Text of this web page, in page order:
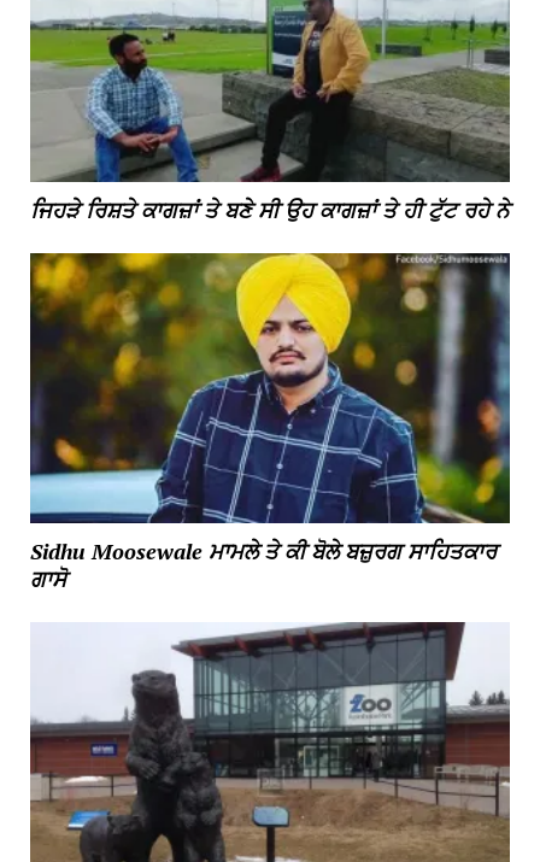
ਜਿਹੜੇ ਰਿਸ਼ਤੇ ਕਾਗਜ਼ਾਂ ਤੇ ਬਣੇ ਸੀ ਉਹ ਕਾਗਜ਼ਾਂ ਤੇ ਹੀ ਟੁੱਟ ਰਹੇ ਨੇ
Sidhu Moosewale ਮਾਮਲੇ ਤੇ ਕੀ ਬੋਲੇ ਬਜ਼ੁਰਗ ਸਾਹਿਤਕਾਰ
ਗਾਸੋ